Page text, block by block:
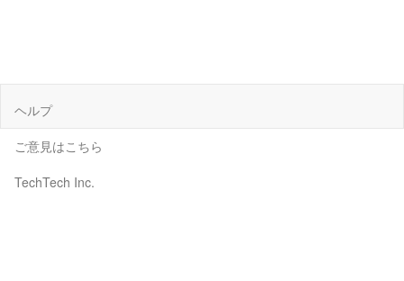
ヘルプ
ご意見はこちら
TechTech Inc.